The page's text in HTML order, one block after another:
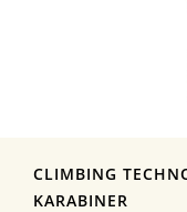
CLIMBING
KARABINER